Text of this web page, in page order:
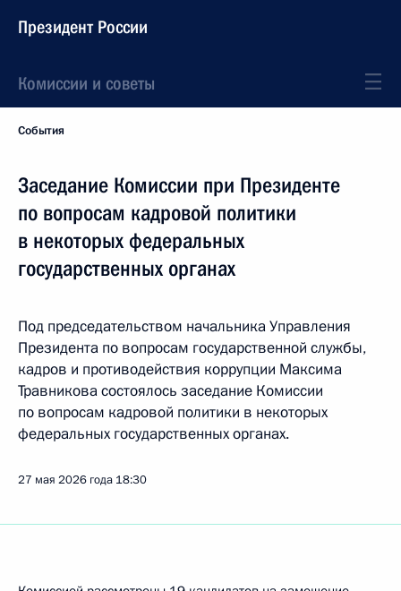
Президент России
Комиссии и советы
События
Заседание Комиссии при Президенте
по вопросам кадровой политики
в некоторых федеральных
государственных органах
Под председательством начальника Управления
Президента по вопросам государственной службы,
кадров и противодействия коррупции Максима
Травникова состоялось заседание Комиссии
по вопросам кадровой политики в некоторых
федеральных государственных органах.
27 мая 2026 года 18:30